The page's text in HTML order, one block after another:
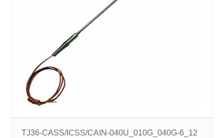
TJ36-CASS/ICSS/CAIN-040U_010G_040G-6_12